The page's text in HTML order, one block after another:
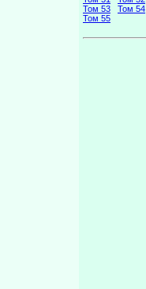
Том 53
Том 54
Том 55